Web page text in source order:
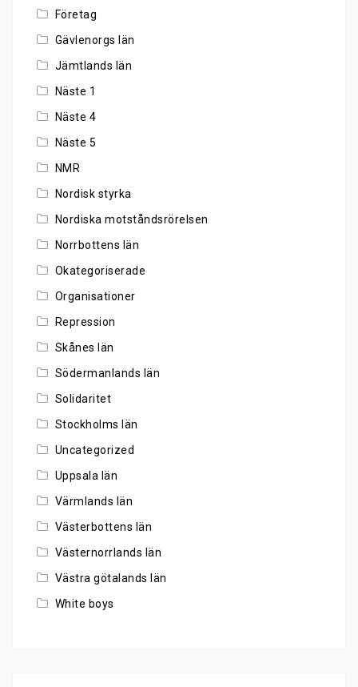
Företag
Gävlenorgs län
Jämtlands län
Näste 1
Näste 4
Näste 5
NMR
Nordisk styrka
Nordiska motståndsrörelsen
Norrbottens län
Okategoriserade
Organisationer
Repression
Skånes län
Södermanlands län
Solidaritet
Stockholms län
Uncategorized
Uppsala län
Värmlands län
Västerbottens län
Västernorrlands län
Västra götalands län
White boys